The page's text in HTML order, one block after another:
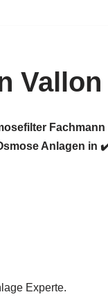
Vallon
Anlagen
Experte.